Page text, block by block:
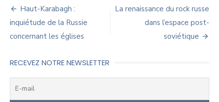
Navigation
de
l’article
Haut-Karabagh :
inquiétude de la Russie
concernant les églises
La renaissance du rock russe
dans l’espace post-
soviétique
RECEVEZ NOTRE NEWSLETTER